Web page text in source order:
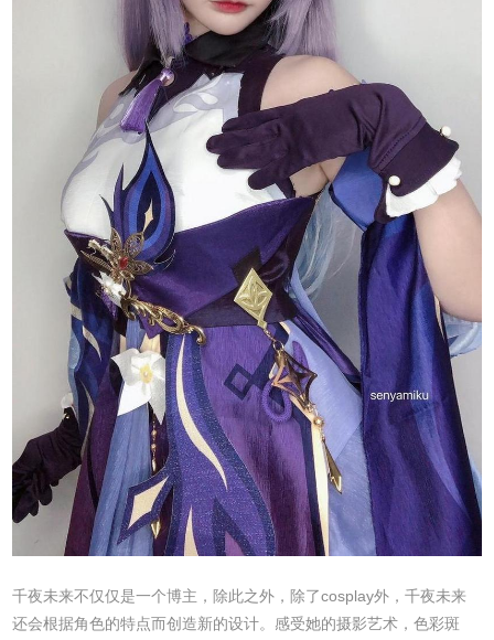
千夜未来不仅仅是一个博主，除此之外，除了cosplay外，千夜未来
还会根据角色的特点而创造新的设计。感受她的摄影艺术，色彩斑